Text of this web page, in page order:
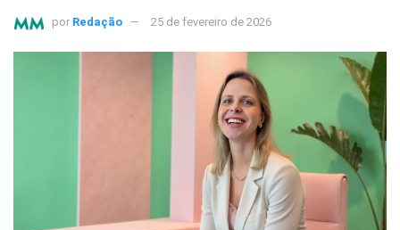
por Redação 25 de fevereiro de 2026